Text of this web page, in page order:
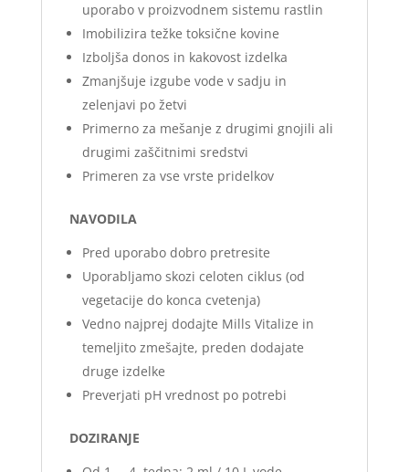
uporabo v proizvodnem sistemu rastlin
Imobilizira težke toksične kovine
Izboljša donos in kakovost izdelka
Zmanjšuje izgube vode v sadju in
zelenjavi po žetvi
Primerno za mešanje z drugimi gnojili ali
drugimi zaščitnimi sredstvi
Primeren za vse vrste pridelkov
NAVODILA
Pred uporabo dobro pretresite
Uporabljamo skozi celoten ciklus (od
vegetacije do konca cvetenja)
Vedno najprej dodajte Mills Vitalize in
temeljito zmešajte, preden dodajate
druge izdelke
Preverjati pH vrednost po potrebi
DOZIRANJE